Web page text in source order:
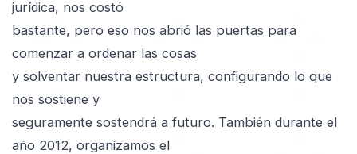
jurídica, nos costó
bastante, pero eso nos abrió las puertas para
comenzar a ordenar las cosas
y solventar nuestra estructura, configurando lo que
nos sostiene y
seguramente sostendrá a futuro. También durante el
año 2012, organizamos el